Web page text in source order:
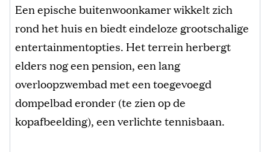
Een epische buitenwoonkamer wikkelt zich
rond het huis en biedt eindeloze grootschalige
entertainmentopties. Het terrein herbergt
elders nog een pension, een lang
overloopzwembad met een toegevoegd
dompelbad eronder (te zien op de
kopafbeelding), een verlichte tennisbaan.